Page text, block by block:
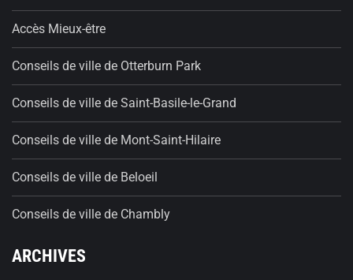
Accès Mieux-être
Conseils de ville de Otterburn Park
Conseils de ville de Saint-Basile-le-Grand
Conseils de ville de Mont-Saint-Hilaire
Conseils de ville de Beloeil
Conseils de ville de Chambly
ARCHIVES